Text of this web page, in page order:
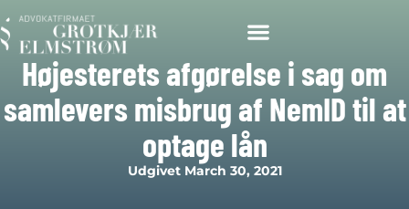
Højesterets afgørelse i sag om
samlevers misbrug af NemID til at
optage lån
Udgivet March 30, 2021